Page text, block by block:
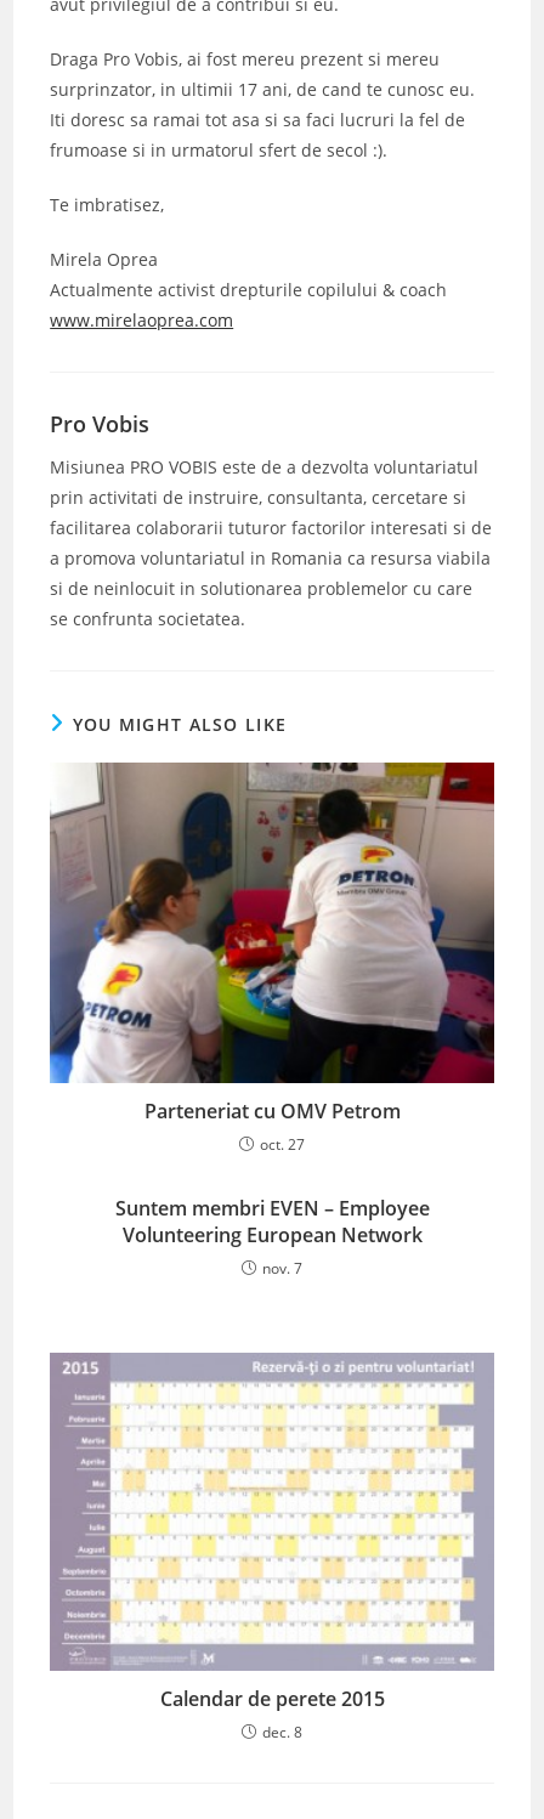
Draga Pro Vobis, ai fost mereu prezent si mereu
surprinzator, in ultimii 17 ani, de cand te cunosc eu.
Iti doresc sa ramai tot asa si sa faci lucruri la fel de
frumoase si in urmatorul sfert de secol :).
Te imbratisez,
Mirela Oprea
Actualmente activist drepturile copilului & coach
www.mirelaoprea.com
Pro Vobis
Misiunea PRO VOBIS este de a dezvolta voluntariatul
prin activitati de instruire, consultanta, cercetare si
facilitarea colaborarii tuturor factorilor interesati si de
a promova voluntariatul in Romania ca resursa viabila
si de neinlocuit in solutionarea problemelor cu care
se confrunta societatea.
YOU MIGHT ALSO LIKE
Parteneriat cu OMV Petrom
oct. 27
Suntem membri EVEN – Employee
Volunteering European Network
nov. 7
Calendar de perete 2015
dec. 8